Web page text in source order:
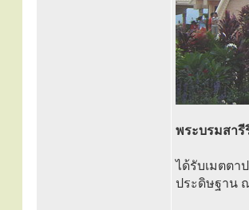
พระบรมสารี
ได้รับเมตตา
ประดิษฐาน